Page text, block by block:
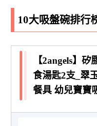
10大吸盤碗排行
【2angels】
食湯匙2支_翠
餐具 幼兒寶寶